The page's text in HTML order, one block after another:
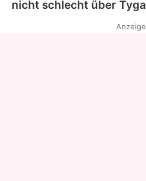
nicht schlecht über Tyga
Anzeige